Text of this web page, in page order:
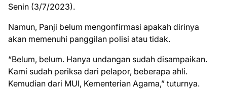
Senin (3/7/2023).
Namun, Panji belum mengonfirmasi apakah dirinya
akan memenuhi panggilan polisi atau tidak.
“Belum, belum. Hanya undangan sudah disampaikan.
Kami sudah periksa dari pelapor, beberapa ahli.
Kemudian dari MUI, Kementerian Agama,” tuturnya.